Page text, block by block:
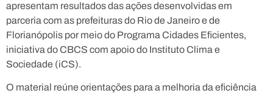
apresentam resultados das ações desenvolvidas em
parceria com as prefeituras do Rio de Janeiro e de
Florianópolis por meio do Programa Cidades Eficientes,
iniciativa do CBCS com apoio do Instituto Clima e
Sociedade (iCS).
O material reúne orientações para a melhoria da eficiência